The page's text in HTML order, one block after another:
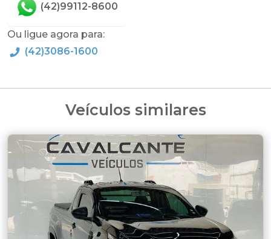
(42)99112-8600
Ou ligue agora para:
(42)3086-1600
Veículos similares